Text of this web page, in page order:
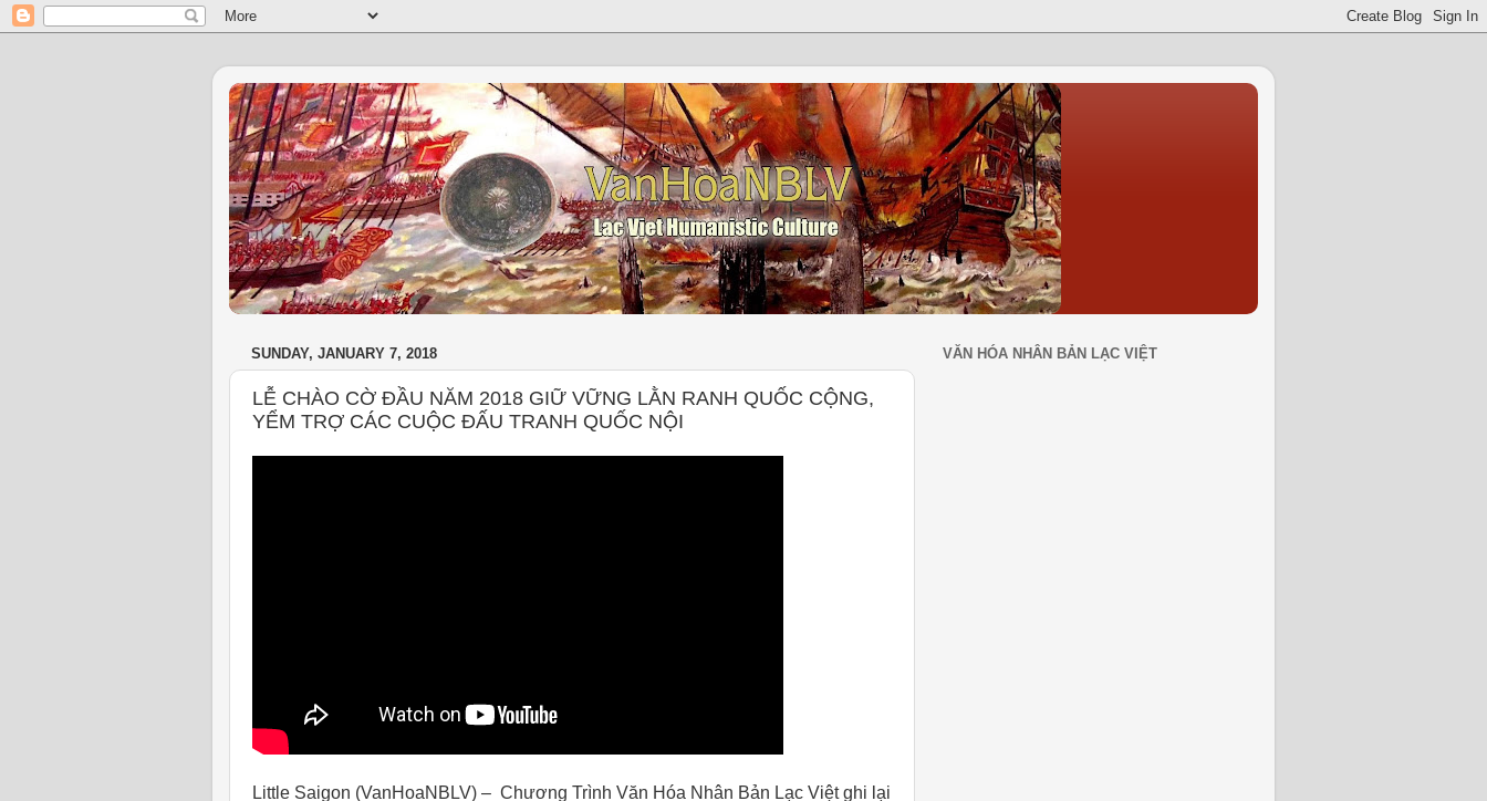
SUNDAY, JANUARY 7, 2018
LỄ CHÀO CỜ ĐẦU NĂM 2018 GIỮ VỮNG LẰN RANH QUỐC CỘNG,
YỂM TRỢ CÁC CUỘC ĐẤU TRANH QUỐC NỘI
Little Saigon (VanHoaNBLV) – Chương Trình Văn Hóa Nhân Bản Lạc Việt ghi lại
VĂN HÓA NHÂN BẢN LẠC VIỆT